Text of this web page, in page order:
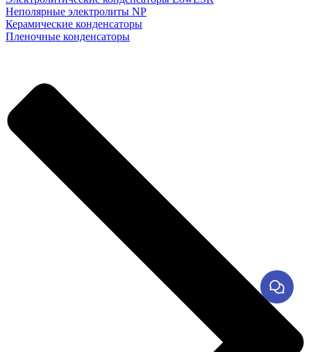
Неполярные электролиты NP
Керамические конденсаторы
Пленочные конденсаторы